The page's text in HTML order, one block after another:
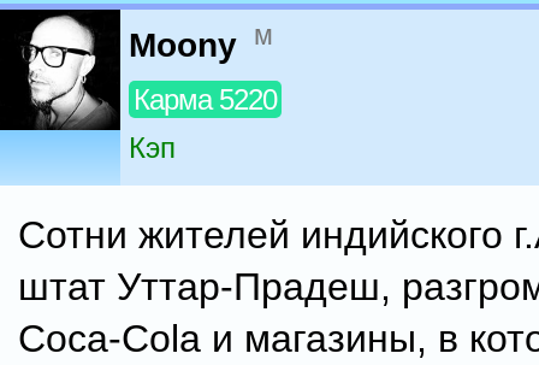
Moony м
Карма 5220
Кэп
Сотни жителей индийского
штат Уттар-Прадеш,
Coca-Cola и магазины, в